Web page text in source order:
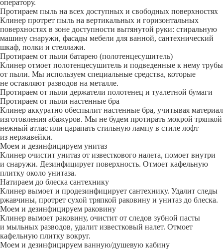
оператору.
Протираем пыль на всех доступных и свободных поверхностях
Клинер протрет пыль на вертикальных и горизонтальных
поверхностях в зоне доступности вытянутой руки: стиральную
машину снаружи, фасады мебели для ванной, сантехнический
шкаф, полки и стеллажи.
Протираем от пыли батарею (полотенцесушитель)
Клинер отмоет полотенцесушитель и подведенные к нему трубы
от пыли. Мы используем специальные средства, которые
не оставляют разводов на металле.
Протираем от пыли держатели полотенец и туалетной бумаги
Протираем от пыли настенные бра
Клинер аккуратно обеспылит настенные бра, учитывая материал
изготовления абажуров. Мы не будем протирать мокрой тряпкой
нежный атлас или царапать стильную лампу в стиле лофт
из нержавейки.
Моем и дезинфицируем унитаз
Клинер очистит унитаз от известкового налета, помоет внутри
и снаружи. Дезинфицирует поверхность. Отмоет кафельную
плитку около унитаза.
Натираем до блеска сантехнику
Клинер вымоет и продезинфицирует сантехнику. Удалит следы
ржавчины, протрет сухой тряпкой раковину и унитаз до блеска.
Моем и дезинфицируем раковину
Клинер вымоет раковину, очистит от следов зубной пасты
и мыльных разводов, удалит известковый налет. Отмоет
кафельную плитку вокруг.
Моем и дезинфицируем ванную/душевую кабину